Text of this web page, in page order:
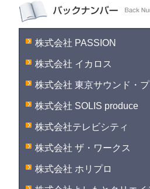
株式会社 PASSION
株式会社 イカロス
株式会社 東京サウンド・
株式会社 SOLIS produce
株式会社テレビシティ
株式会社 ザ・ワークス
株式会社 ホリプロ